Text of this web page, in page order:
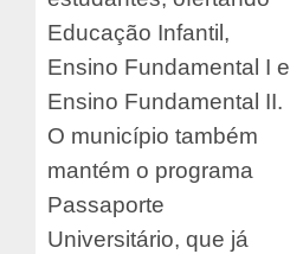
Educação Infantil,
Ensino Fundamental I e
Ensino Fundamental II.
O município também
mantém o programa
Passaporte
Universitário, que já